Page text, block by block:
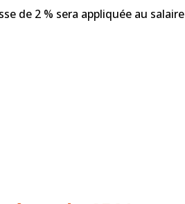
de 2 % sera appliquée au salaire